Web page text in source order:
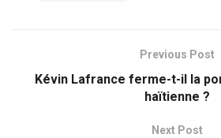
Previous Post
Kévin Lafrance ferme-t-il la
haïtienne ?
Next Post